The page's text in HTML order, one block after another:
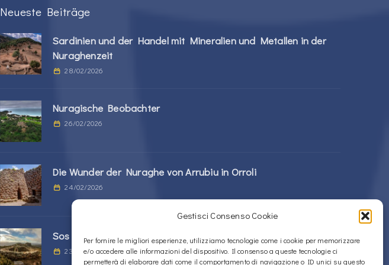
Gestisci Consenso Cookie
Per fornire le migliori esperienze, utilizziamo tecnologie come i cookie per memorizzare
e/o accedere alle informazioni del dispositivo. Il consenso a queste tecnologie ci
permetterà di elaborare dati come il comportamento di navigazione o ID unici su questo
Neueste Beiträge
Sardinien und der Handel mit Mineralien und Metallen in der
Nuraghenzeit
28/02/2026
Nuragische Beobachter
26/02/2026
Die Wunder der Nuraghe von Arrubiu in Orroli
24/02/2026
Sos Nurattolos Nuragic-Komplex in Alà dei Sardi
23/02/2026